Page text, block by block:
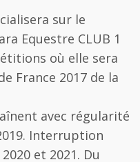
sur le
Equestre CLUB 1
où elle sera
France 2017 de la
avec régularité
Interruption
et 2021. Du